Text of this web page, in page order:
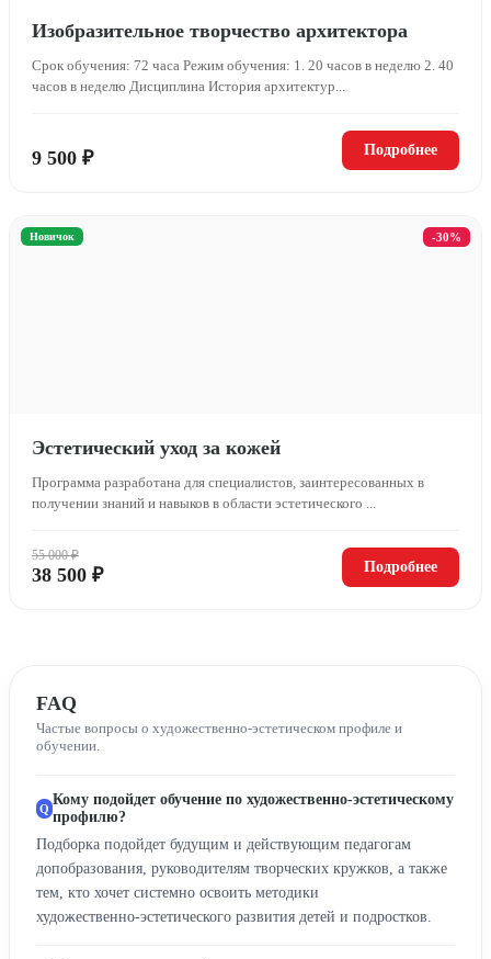
Изобразительное творчество архитектора
Срок обучения: 72 часа Режим обучения: 1. 20 часов в неделю 2. 40
часов в неделю Дисциплина История архитектур...
9 500 ₽ Подробнее
-30%
Новичок
Эстетический уход за кожей
Программа разработана для специалистов, заинтересованных в
получении знаний и навыков в области эстетического ...
55 000 ₽
38 500 ₽ Подробнее
FAQ
Частые вопросы о художественно-эстетическом профиле и
обучении.
Кому подойдет обучение по художественно-эстетическому
профилю?
Подборка подойдет будущим и действующим педагогам
допобразования, руководителям творческих кружков, а также
тем, кто хочет системно освоить методики
художественно‑эстетического развития детей и подростков.